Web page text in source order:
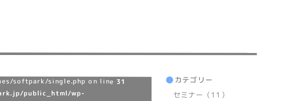
softpark/single.php on line 31
public_html/wp-
カテゴリー
セミナー（11）